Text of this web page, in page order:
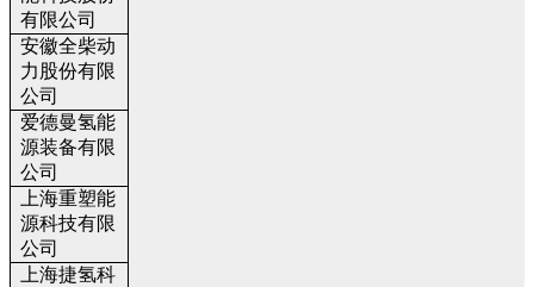
有限公司
安徽全柴动
力股份有限
公司
爱德曼氢能
源装备有限
公司
上海重塑能
源科技有限
公司
上海捷氢科